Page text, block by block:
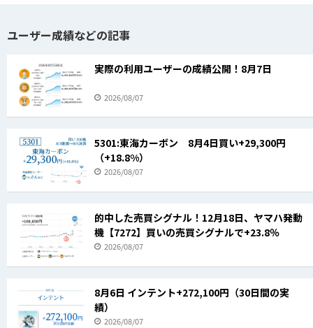
ユーザー成績などの記事
実際の利用ユーザーの成績公開！8月7日
2026/08/07
5301:東海カーボン 8月4日買い+29,300円
（+18.8%）
2026/08/07
的中した売買シグナル！12月18日、ヤマハ発動
機【7272】買いの売買シグナルで+23.8％
2026/08/07
8月6日 インテント+272,100円（30日間の実
績）
2026/08/07